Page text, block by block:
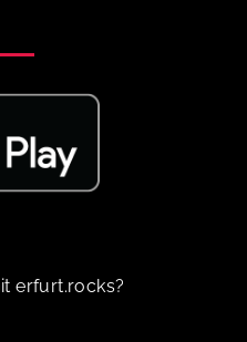
erfurt.rocks?